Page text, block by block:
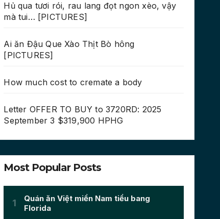
Hủ qua tươi rói, rau lang đọt ngon xèo, vậy
mà tui… [PICTURES]
Ai ăn Đậu Que Xào Thịt Bò hông
[PICTURES]
How much cost to cremate a body
Letter OFFER TO BUY to 3720RD: 2025
September 3 $319,900 HPHG
Most Popular Posts